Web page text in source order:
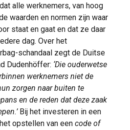
alle werknemers, van hoog
waarden en normen zijn waar
staat en gaat en dat ze daar
dag. Over het
schandaal zegt de Duitse
Dudenhöffer: ‘Die ouderwetse
werknemers niet de
zorgen naar buiten te
en de reden dat deze zaak
Bij het investeren in een
opstellen van een code of